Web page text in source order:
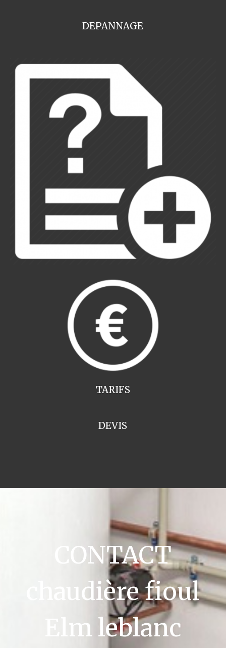
DEPANNAGE
TARIFS
DEVIS
CONTACT
chaudière fioul
Elm leblanc